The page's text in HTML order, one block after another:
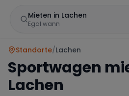
Mieten in Lachen
Egal wann
Standorte/Lachen
Sportwagen
Lachen